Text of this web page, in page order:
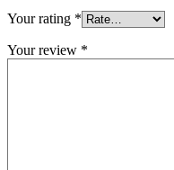
Your rating *
Your review *